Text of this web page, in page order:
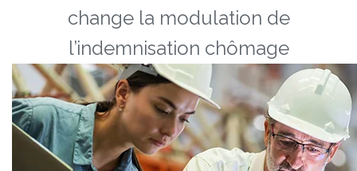
change la modulation de
l’indemnisation chômage